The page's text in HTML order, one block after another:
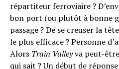
répartiteur ferroviaire ?
bon port (ou plutôt à bonne
passage ? De se creuser la
le plus efficace ? Personne
Alors Train Valleyva peut-être
qui sait ? Un début de